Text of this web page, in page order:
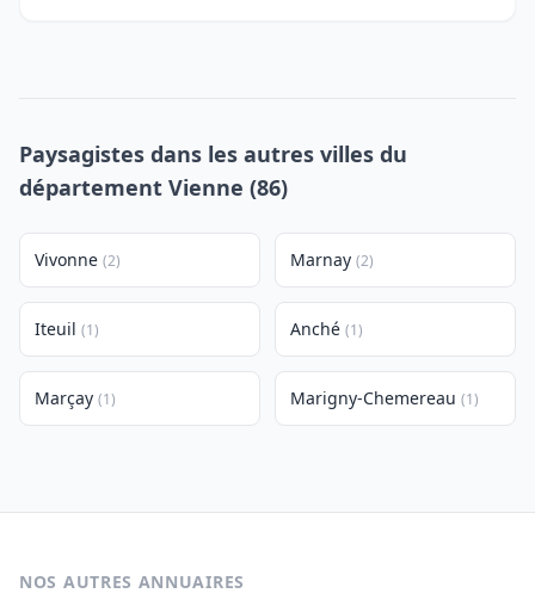
Paysagistes dans les autres villes du
département Vienne (86)
Vivonne (2) Marnay (2)
Iteuil (1) Anché (1)
Marçay (1) Marigny-Chemereau (1)
NOS AUTRES ANNUAIRES